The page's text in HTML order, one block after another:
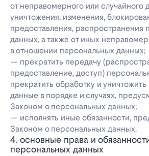
от неправомерного или случайного
уничтожения, изменения,
предоставления, распространения
данных, а также от иных
в отношении персональных данных;
— прекратить передачу
предоставление, доступ)
прекратить обработку и
данные в порядке и случаях,
Законом о персональных данных;
— исполнять иные обязанности,
Законом о персональных данных.
4. основные права и
персональных данных